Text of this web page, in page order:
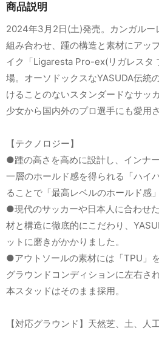
商品説明
2024年3月2日(土)発売。カンガルー
組み合わせ、踵の構造と素材にアッ
イク「Ligaresta Pro-ex(リガレスタ
場。オーソドックスなYASUDA伝統
けることのないスタンダードなサッ
少女から国内外のプロ選手にも愛用
【テクノロジー】
●踵の高さを高めに設計し、インナ
一層のホールド感を得られる「ハイ
ることで「最高レベルのホールド感
●現代のサッカーや日本人に合わせ
材と構造に徹底的にこだわり、
ットに磨きがかかりました。
●アウトソールの素材には「TPU」
グラウンドコンディションに左右さ
本スタッドはそのまま採用。
【対応グラウンド】天然芝、土、人